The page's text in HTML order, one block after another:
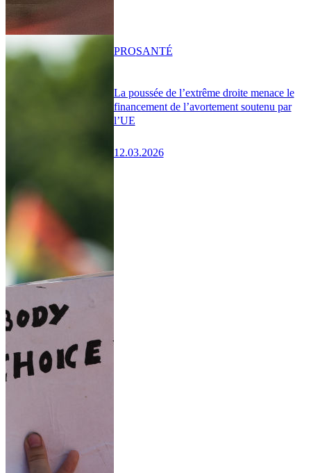
La poussée de l’extrême droite menace le
financement de l’avortement soutenu par
l’UE
12.03.2026
PROSANTÉ